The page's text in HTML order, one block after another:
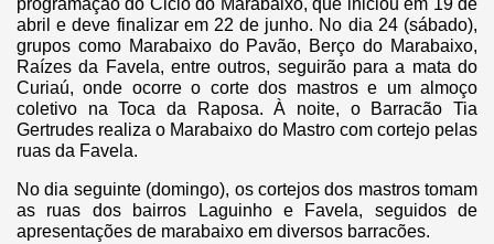
programação do Ciclo do Marabaixo, que iniciou em 19 de
abril e deve finalizar em 22 de junho. No dia 24 (sábado),
grupos como Marabaixo do Pavão, Berço do Marabaixo,
Raízes da Favela, entre outros, seguirão para a mata do
Curiaú, onde ocorre o corte dos mastros e um almoço
coletivo na Toca da Raposa. À noite, o Barracão Tia
Gertrudes realiza o Marabaixo do Mastro com cortejo pelas
ruas da Favela.
No dia seguinte (domingo), os cortejos dos mastros tomam
as ruas dos bairros Laguinho e Favela, seguidos de
apresentações de marabaixo em diversos barracões.